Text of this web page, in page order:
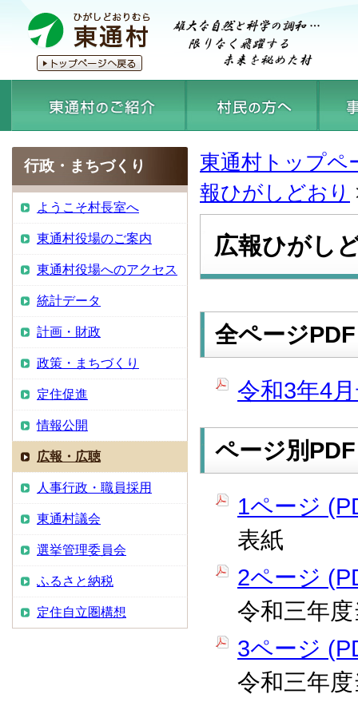
東通村トップペ
報ひがしどおり
広報ひがし
全ページPDF
令和3年4
ページ別PDF
1ページ
表紙
2ページ
令和三年
3ページ
令和三年
行政・まちづくり
ようこそ村長室へ
東通村役場のご案内
東通村役場へのアクセス
統計データ
計画・財政
政策・まちづくり
定住促進
情報公開
広報・広聴
人事行政・職員採用
東通村議会
選挙管理委員会
ふるさと納税
定住自立圏構想